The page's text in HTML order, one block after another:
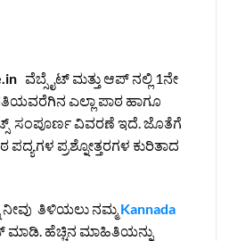
ವೆಬ್ಸೈಟ್ ಮತ್ತು ಆಪ್ ನಲ್ಲಿ 1ನೇ
ಎಲ್ಲಾ ಪಾಠ ಹಾಗೂ
ಸಂಪೂರ್ಣ ವಿವರಣೆ ಇದೆ. ಜೊತೆಗೆ
ಪದ್ಯಗಳ ಪ್ರಶ್ನೋತ್ತರಗಳ ಕುರಿತಾದ
ನೀವು ತಿಳಿಯಲು ನಮ್ಮKannada
ಹೆಚ್ಚಿನ ಮಾಹಿತಿಯನ್ನು